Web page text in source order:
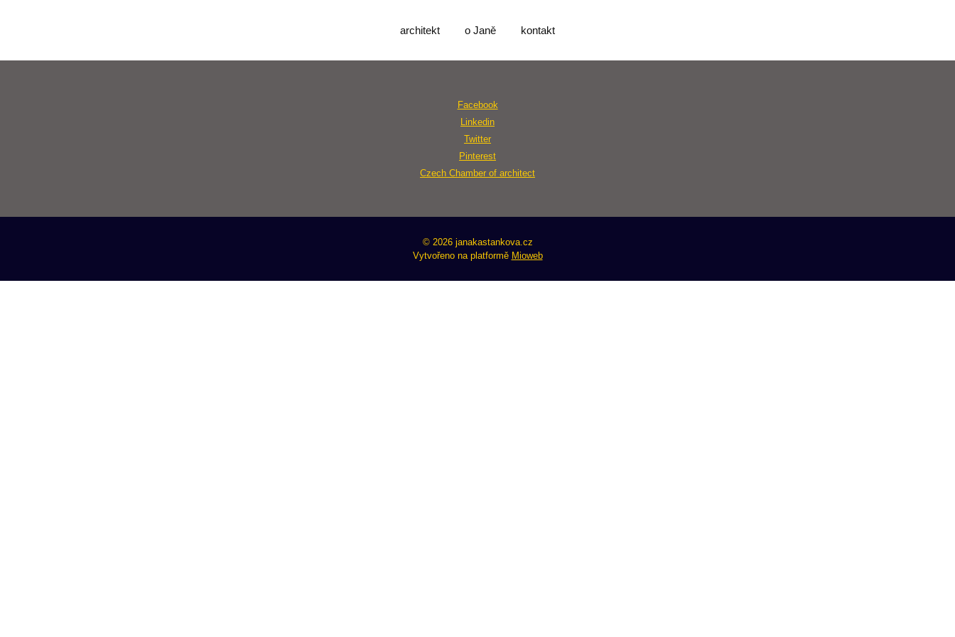
architekt o Janě kontakt
Facebook
Linkedin
Twitter
Pinterest
Czech Chamber of architect
© 2026 janakastankova.cz
Vytvořeno na platformě Mioweb